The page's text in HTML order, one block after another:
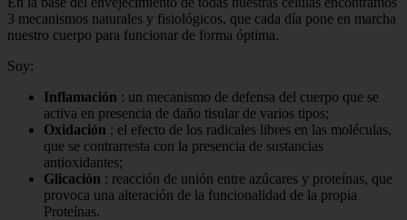
3 mecanismos naturales y fisiológicos, que cada día pone en marcha
nuestro cuerpo para funcionar de forma óptima.
Soy:
Inflamación : un mecanismo de defensa del cuerpo que se
activa en presencia de daño tisular de varios tipos;
Oxidación : el efecto de los radicales libres en las moléculas,
que se contrarresta con la presencia de sustancias
antioxidantes;
Glicación : reacción de unión entre azúcares y proteínas, que
provoca una alteración de la funcionalidad de la propia
Proteínas.